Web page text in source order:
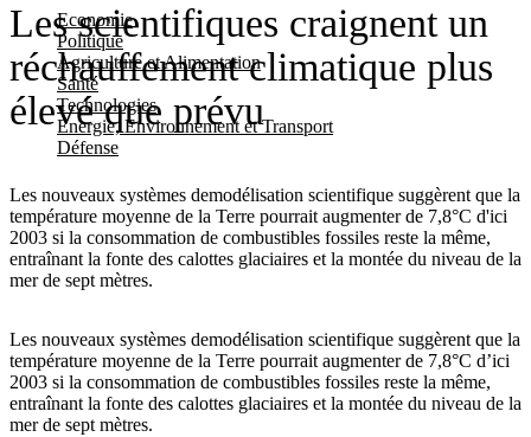
Economie
Politique
Agriculture et Alimentation
Santé
Technologies
Energie, Environnement et Transport
Défense
Les scientifiques craignent un
réchauffement climatique plus
élevé que prévu
Les nouveaux systèmes demodélisation scientifique suggèrent que la
température moyenne de la Terre pourrait augmenter de 7,8°C d'ici
2003 si la consommation de combustibles fossiles reste la même,
entraînant la fonte des calottes glaciaires et la montée du niveau de la
mer de sept mètres.
Les nouveaux systèmes demodélisation scientifique suggèrent que la
température moyenne de la Terre pourrait augmenter de 7,8°C d’ici
2003 si la consommation de combustibles fossiles reste la même,
entraînant la fonte des calottes glaciaires et la montée du niveau de la
mer de sept mètres.